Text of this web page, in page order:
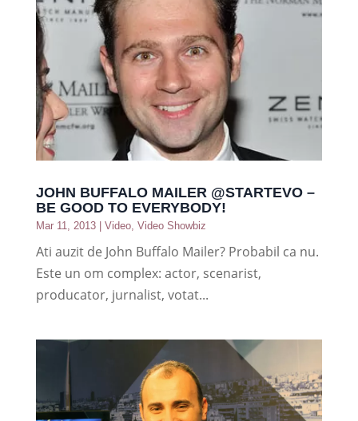
JOHN BUFFALO MAILER @STARTEVO –
BE GOOD TO EVERYBODY!
Mar 11, 2013| Video, Video Showbiz
Ati auzit de John Buffalo Mailer? Probabil ca nu.
Este un om complex: actor, scenarist,
producator, jurnalist, votat...